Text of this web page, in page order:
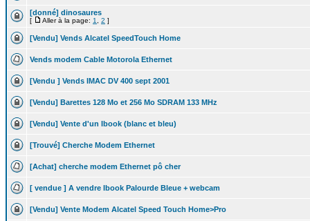
[donné] dinosaures
[ Aller à la page: 1 2 ]
[Vendu] Vends Alcatel SpeedTouch Home
Vends modem Cable Motorola Ethernet
[Vendu ] Vends IMAC DV 400 sept 2001
[Vendu] Barettes 128 Mo et 256 Mo SDRAM 133 MHz
[Vendu] Vente d'un Ibook (blanc et bleu)
[Trouvé] Cherche Modem Ethernet
[Achat] cherche modem Ethernet pô cher
[ vendue ] A vendre Ibook Palourde Bleue + webcam
[Vendu] Vente Modem Alcatel Speed Touch Home>Pro